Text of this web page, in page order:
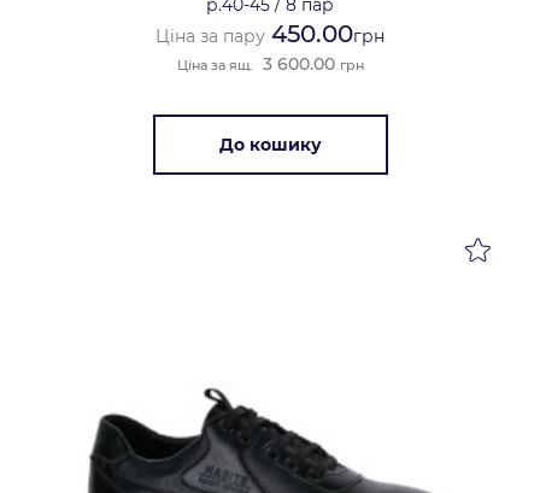
р.40-45 / 8 пар
Ціна за пару 450.00грн
Ціна за ящ. 3 600.00 грн
До кошику